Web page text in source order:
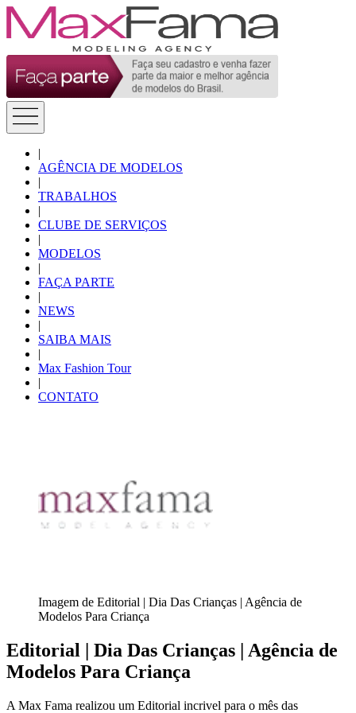
|
AGÊNCIA DE MODELOS
|
TRABALHOS
|
CLUBE DE SERVIÇOS
|
MODELOS
|
FAÇA PARTE
|
NEWS
|
SAIBA MAIS
|
Max Fashion Tour
|
CONTATO
Imagem de Editorial | Dia Das Crianças | Agência de
Modelos Para Criança
Editorial | Dia Das Crianças | Agência de
Modelos Para Criança
A Max Fama realizou um Editorial incrivel para o mês das